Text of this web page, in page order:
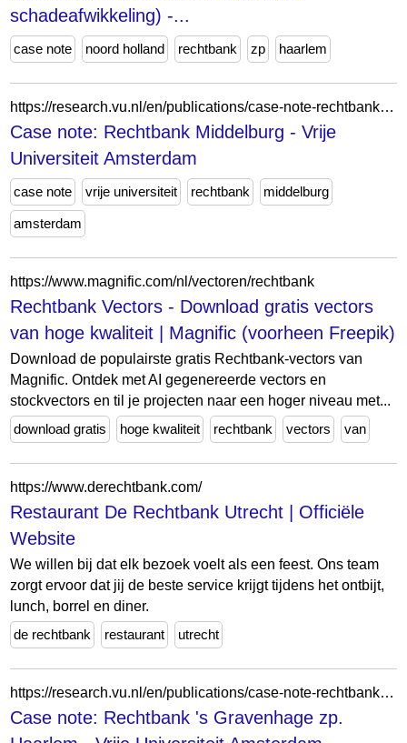
schadeafwikkeling) -...
case note noord holland rechtbank zp haarlem
https://research.vu.nl/en/publications/case-note-rechtbank-middelburg/
Case note: Rechtbank Middelburg - Vrije
Universiteit Amsterdam
case note vrije universiteit rechtbank middelburg
amsterdam
https://www.magnific.com/nl/vectoren/rechtbank
Rechtbank Vectors - Download gratis vectors
van hoge kwaliteit | Magnific (voorheen Freepik)
Download de populairste gratis Rechtbank-vectors van
Magnific. Ontdek met AI gegenereerde vectors en
stockvectors en til je projecten naar een hoger niveau met...
download gratis
hoge kwaliteit rechtbank vectors van
https://www.derechtbank.com/
Restaurant De Rechtbank Utrecht | Officiële
Website
We willen bij dat elk bezoek voelt als een feest. Ons team
zorgt ervoor dat jij de beste service krijgt tijdens het ontbijt,
lunch, borrel en diner.
de rechtbank
restaurant utrecht
https://research.vu.nl/en/publications/case-note-rechtbank-s-gravenhage-zp-haarlem/
Case note: Rechtbank 's Gravenhage zp.